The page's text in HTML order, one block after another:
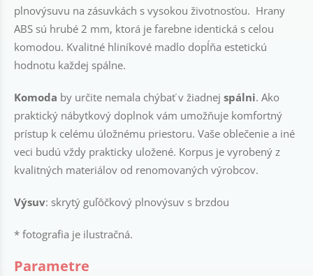
plnovýsuvu na zásuvkách s vysokou životnosťou. Hrany
ABS sú hrubé 2 mm, ktorá je farebne identická s celou
komodou. Kvalitné hliníkové madlo dopĺňa estetickú
hodnotu každej spálne.
Komoda by určite nemala chýbať v žiadnej spálni. Ako
praktický nábytkový doplnok vám umožňuje komfortný
prístup k celému úložnému priestoru. Vaše oblečenie a iné
veci budú vždy prakticky uložené. Korpus je vyrobený z
kvalitných materiálov od renomovaných výrobcov.
Výsuv: skrytý guľôčkový plnovýsuv s brzdou
* fotografia je ilustračná.
Parametre